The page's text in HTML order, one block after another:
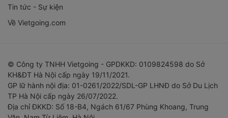
Tin tức - Sự kiện
Về Vietgoing.com
© Công ty TNHH Vietgoing - GPDKKD: 0109824598 do Sở
KH&ĐT Hà Nội cấp ngày 19/11/2021.
GP lữ hành nội địa: 01-0261/2022/SDL-GP LHNĐ do Sở Du Lịch
TP Hà Nội cấp ngày 26/07/2022.
Địa chỉ ĐKKD: Số 18-B4, Ngách 61/67 Phùng Khoang, Trung